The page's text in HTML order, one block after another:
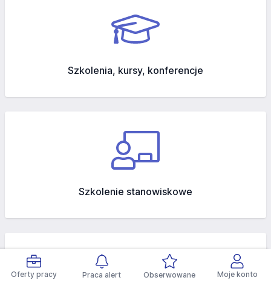
Oferty pracy Praca alert Obserwowane Moje konto
Szkolenia, kursy, konferencje
Szkolenie stanowiskowe